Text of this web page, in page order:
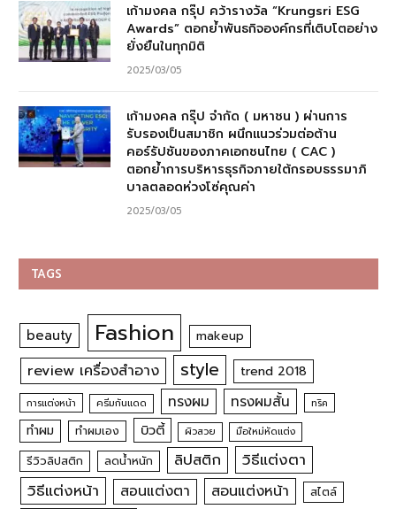
เก้ามงคล กรุ๊ป คว้ารางวัล “Krungsri ESG
Awards” ตอกย้ำพันธกิจองค์กรที่เติบโตอย่าง
ยั่งยืนในทุกมิติ
2025/03/05
เก้ามงคล กรุ๊ป จำกัด ( มหาชน ) ผ่านการ
รับรองเป็นสมาชิก ผนึกแนวร่วมต่อต้าน
คอร์รัปชันของภาคเอกชนไทย ( CAC )
ตอกย้ำการบริหารธุรกิจภายใต้กรอบธรรมาภิ
บาลตลอดห่วงโซ่คุณค่า
2025/03/05
TAGS
beauty Fashion makeup
review เครื่องสำอาง style trend 2018
การแต่งหน้า ครีมกันแดด ทรงผม ทรงผมสั้น ทริค
ทำผม ทำผมเอง บิวตี้ ผิวสวย มือใหม่หัดแต่ง
รีวิวลิปสติก ลดน้ำหนัก ลิปสติก
วิธีแต่งตา
วิธีแต่งหน้า
สอนแต่งตา สอนแต่งหน้า สไตล์